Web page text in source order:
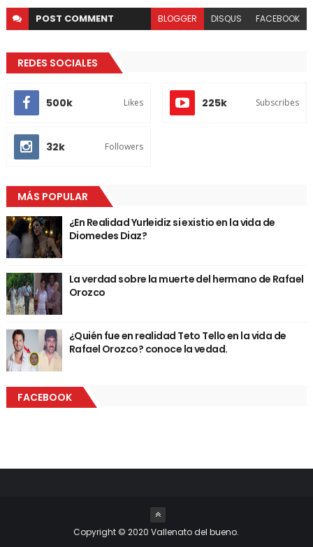
POST COMMENT BLOGGER DISQUS FACEBOOK
REDES SOCIALES
500k Likes 225k Subscribes
32k Followers
MÁS POPULAR
¿En Realidad Yurleidiz si existio en la vida de
Diomedes Diaz?
La verdad sobre la muerte del hermano de Rafael
Orozco
¿Quién fue en realidad Teto Tello en la vida de
Rafael Orozco? conoce la vedad.
FACEBOOK
Copyright © 2020 Vallenato del bueno.